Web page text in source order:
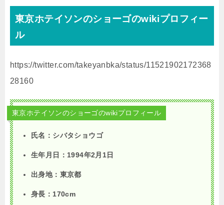
東京ホテイソンのショーゴのwikiプロフィー
ル
https://twitter.com/takeyanbka/status/11521902172368
28160
東京ホテイソンのショーゴのwikiプロフィール
氏名：シバタショウゴ
生年月日： 1994年2 月 1日
出身地：東京都
身長： 170cm